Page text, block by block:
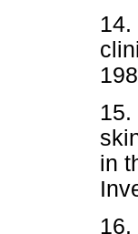
in
16.